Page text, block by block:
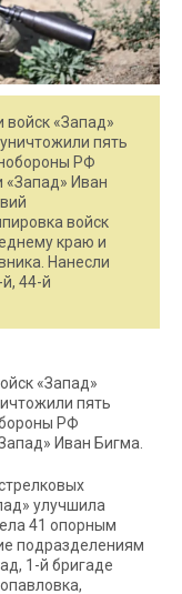
войск «Запад»
пять
РФ
«Запад» Иван
войск
краю и
Нанесли
44-й
«Запад»
пять
РФ
Иван Бигма.
улучшила
41 опорным
подразделениям
1-й бригаде